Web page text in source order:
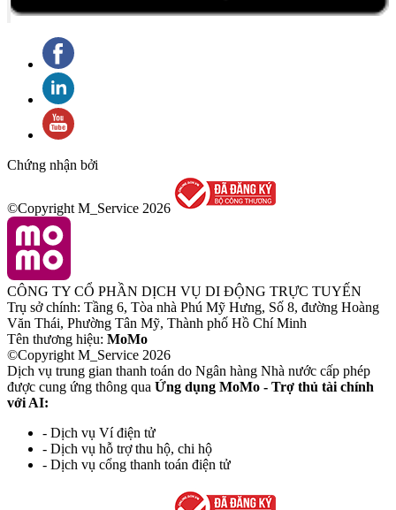
Chứng nhận bởi
©Copyright M_Service 2026
CÔNG TY CỔ PHẦN DỊCH VỤ DI ĐỘNG TRỰC TUYẾN
Trụ sở chính: Tầng 6, Tòa nhà Phú Mỹ Hưng, Số 8, đường Hoàng
Văn Thái, Phường Tân Mỹ, Thành phố Hồ Chí Minh
Tên thương hiệu: MoMo
©Copyright M_Service 2026
Dịch vụ trung gian thanh toán do Ngân hàng Nhà nước cấp phép
được cung ứng thông qua Ứng dụng MoMo - Trợ thủ tài chính
với AI:
- Dịch vụ Ví điện tử
- Dịch vụ hỗ trợ thu hộ, chi hộ
- Dịch vụ cổng thanh toán điện tử